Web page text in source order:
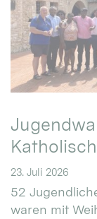
23. Juli 2026
52
waren mit